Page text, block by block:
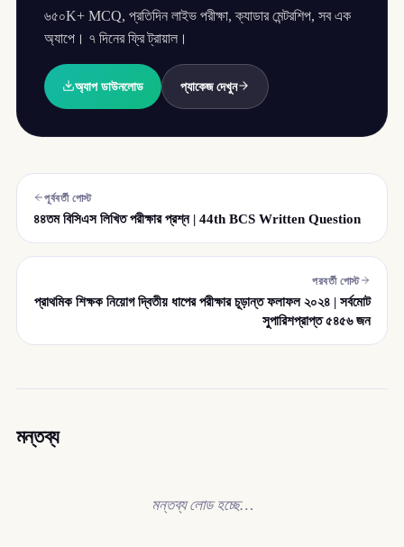
৬৫০K+ MCQ, প্রতিদিন লাইভ পরীক্ষা, ক্যাডার মেন্টরশিপ, সব এক
অ্যাপে। ৭ দিনের ফ্রি ট্রায়াল।
অ্যাপ ডাউনলোড প্যাকেজ দেখুন
পূর্ববর্তী পোস্ট
৪৪তম বিসিএস লিখিত পরীক্ষার প্রশ্ন | 44th BCS Written Question
পরবর্তী পোস্ট
প্রাথমিক শিক্ষক নিয়োগ দ্বিতীয় ধাপের পরীক্ষার চূড়ান্ত ফলাফল ২০২৪ | সর্বমোট
সুপারিশপ্রাপ্ত ৫৪৫৬ জন
মন্তব্য
মন্তব্য লোড হচ্ছে…